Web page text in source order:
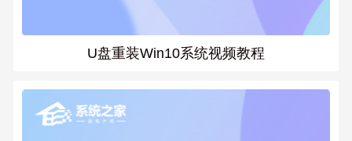
U盘重装Win10系统视频教程